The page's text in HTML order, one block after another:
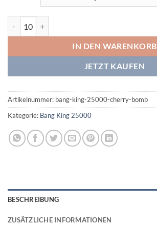
IN DEN WARENKORB
JETZT KAUFEN
Artikelnummer: bang-king-25000-cherry-bomb
Kategorie: Bang King 25000
BESCHREIBUNG
ZUSÄTZLICHE INFORMATIONEN